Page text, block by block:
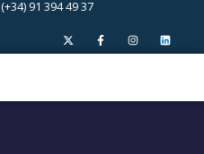
(+34) 91 394 49 37